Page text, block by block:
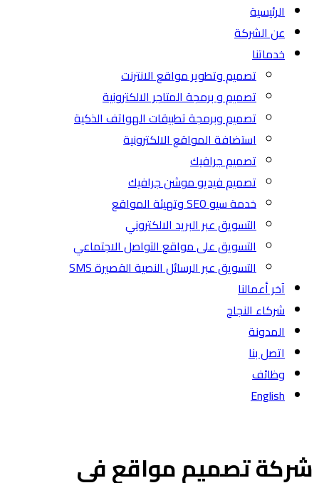
الرئيسية
عن الشركة
خدماتنا
تصميم وتطوير مواقع الانترنت
تصميم و برمجة المتاجر الالكترونية
تصميم وبرمجة تطبيقات الهواتف الذكية
استضافة المواقع الالكترونية
تصميم جرافيك
تصميم فيديو موشن جرافيك
خدمة سيو SEO وتهيئة المواقع
التسويق عبر البريد الالكتروني
التسويق على مواقع التواصل الاجتماعي
التسويق عبر الرسائل النصية القصيرة SMS
آخر أعمالنا
شركاء النجاح
المدونة
اتصل بنا
وظائف
English
شركة تصميم مواقع في